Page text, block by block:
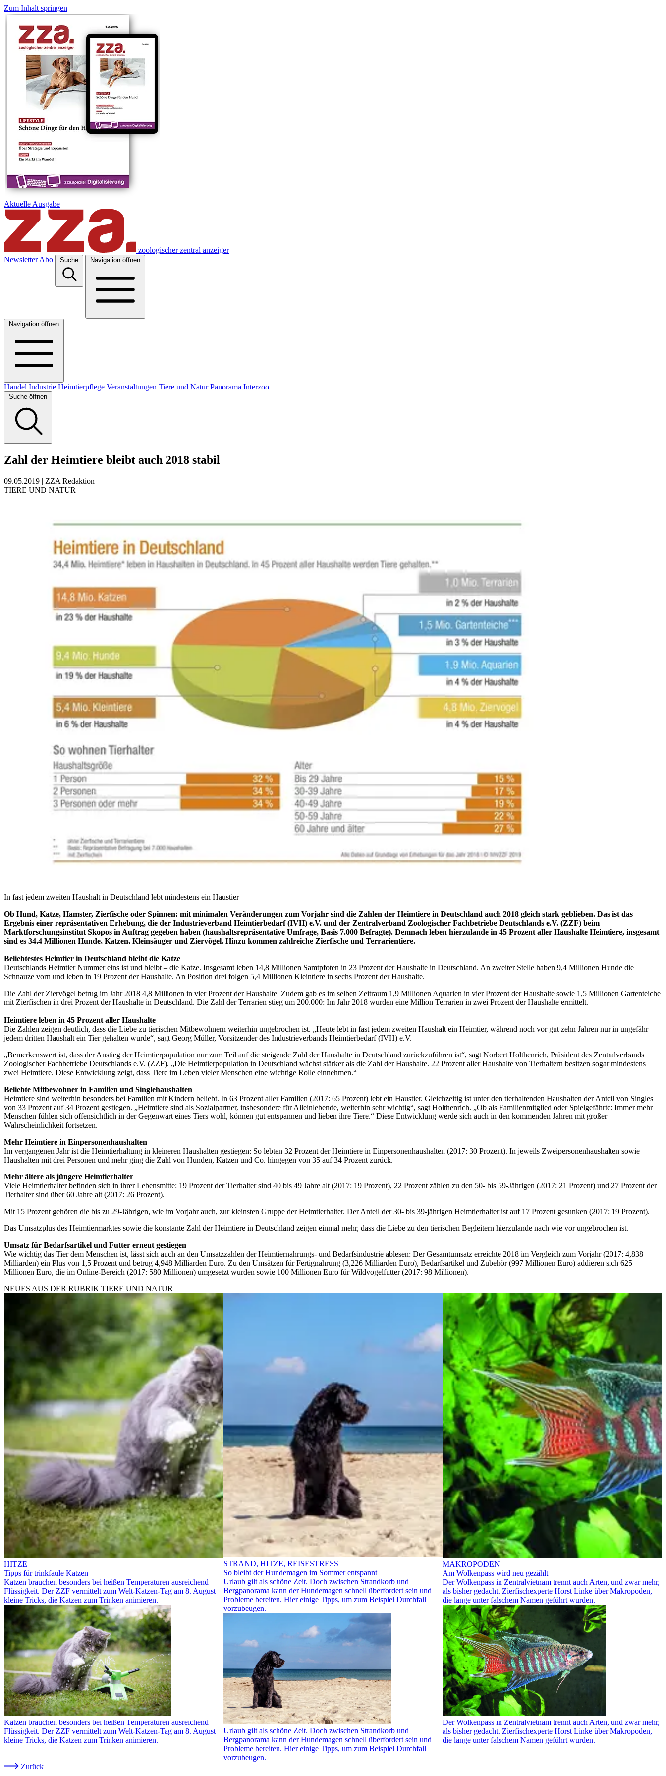
Zum Inhalt springen
Aktuelle Ausgabe
zoologischer zentral anzeiger
Newsletter Abo Suche Navigation öffnen
Navigation öffnen
Handel Industrie Heimtierpflege Veranstaltungen Tiere und NaturPanorama Interzoo
Suche öffnen
Zahl der Heimtiere bleibt auch 2018 stabil
09.05.2019 | ZZA Redaktion
TIERE UND NATUR
In fast jedem zweiten Haushalt in Deutschland lebt mindestens ein Haustier
Ob Hund, Katze, Hamster, Zierfische oder Spinnen: mit minimalen Veränderungen zum Vorjahr sind die Zahlen der Heimtiere in Deutschland auch 2018 gleich stark geblieben. Das ist das
Ergebnis einer repräsentativen Erhebung, die der Industrieverband Heimtierbedarf (IVH) e.V. und der Zentralverband Zoologischer Fachbetriebe Deutschlands e.V. (ZZF) beim
Marktforschungsinstitut Skopos in Auftrag gegeben haben (haushaltsrepräsentative Umfrage, Basis 7.000 Befragte). Demnach leben hierzulande in 45 Prozent aller Haushalte Heimtiere, insgesamt
sind es 34,4 Millionen Hunde, Katzen, Kleinsäuger und Ziervögel. Hinzu kommen zahlreiche Zierfische und Terrarientiere.
Beliebtestes Heimtier in Deutschland bleibt die Katze
Deutschlands Heimtier Nummer eins ist und bleibt – die Katze. Insgesamt leben 14,8 Millionen Samtpfoten in 23 Prozent der Haushalte in Deutschland. An zweiter Stelle haben 9,4 Millionen Hunde die
Schnauze vorn und leben in 19 Prozent der Haushalte. An Position drei folgen 5,4 Millionen Kleintiere in sechs Prozent der Haushalte.
Die Zahl der Ziervögel betrug im Jahr 2018 4,8 Millionen in vier Prozent der Haushalte. Zudem gab es im selben Zeitraum 1,9 Millionen Aquarien in vier Prozent der Haushalte sowie 1,5 Millionen Gartenteiche
mit Zierfischen in drei Prozent der Haushalte in Deutschland. Die Zahl der Terrarien stieg um 200.000: Im Jahr 2018 wurden eine Million Terrarien in zwei Prozent der Haushalte ermittelt.
Heimtiere leben in 45 Prozent aller Haushalte
Die Zahlen zeigen deutlich, dass die Liebe zu tierischen Mitbewohnern weiterhin ungebrochen ist. „Heute lebt in fast jedem zweiten Haushalt ein Heimtier, während noch vor gut zehn Jahren nur in ungefähr
jedem dritten Haushalt ein Tier gehalten wurde“, sagt Georg Müller, Vorsitzender des Industrieverbands Heimtierbedarf (IVH) e.V.
„Bemerkenswert ist, dass der Anstieg der Heimtierpopulation nur zum Teil auf die steigende Zahl der Haushalte in Deutschland zurückzuführen ist“, sagt Norbert Holthenrich, Präsident des Zentralverbands
Zoologischer Fachbetriebe Deutschlands e.V. (ZZF). „Die Heimtierpopulation in Deutschland wächst stärker als die Zahl der Haushalte. 22 Prozent aller Haushalte von Tierhaltern besitzen sogar mindestens
zwei Heimtiere. Diese Entwicklung zeigt, dass Tiere im Leben vieler Menschen eine wichtige Rolle einnehmen.“
Beliebte Mitbewohner in Familien und Singlehaushalten
Heimtiere sind weiterhin besonders bei Familien mit Kindern beliebt. In 63 Prozent aller Familien (2017: 65 Prozent) lebt ein Haustier. Gleichzeitig ist unter den tierhaltenden Haushalten der Anteil von Singles
von 33 Prozent auf 34 Prozent gestiegen. „Heimtiere sind als Sozialpartner, insbesondere für Alleinlebende, weiterhin sehr wichtig“, sagt Holthenrich. „Ob als Familienmitglied oder Spielgefährte: Immer mehr
Menschen fühlen sich offensichtlich in der Gegenwart eines Tiers wohl, können gut entspannen und lieben ihre Tiere.“ Diese Entwicklung werde sich auch in den kommenden Jahren mit großer
Wahrscheinlichkeit fortsetzen.
Mehr Heimtiere in Einpersonenhaushalten
Im vergangenen Jahr ist die Heimtierhaltung in kleineren Haushalten gestiegen: So lebten 32 Prozent der Heimtiere in Einpersonenhaushalten (2017: 30 Prozent). In jeweils Zweipersonenhaushalten sowie
Haushalten mit drei Personen und mehr ging die Zahl von Hunden, Katzen und Co. hingegen von 35 auf 34 Prozent zurück.
Mehr ältere als jüngere Heimtierhalter
Viele Heimtierhalter befinden sich in ihrer Lebensmitte: 19 Prozent der Tierhalter sind 40 bis 49 Jahre alt (2017: 19 Prozent), 22 Prozent zählen zu den 50- bis 59-Jährigen (2017: 21 Prozent) und 27 Prozent der
Tierhalter sind über 60 Jahre alt (2017: 26 Prozent).
Mit 15 Prozent gehören die bis zu 29-Jährigen, wie im Vorjahr auch, zur kleinsten Gruppe der Heimtierhalter. Der Anteil der 30- bis 39-jährigen Heimtierhalter ist auf 17 Prozent gesunken (2017: 19 Prozent).
Das Umsatzplus des Heimtiermarktes sowie die konstante Zahl der Heimtiere in Deutschland zeigen einmal mehr, dass die Liebe zu den tierischen Begleitern hierzulande nach wie vor ungebrochen ist.
Umsatz für Bedarfsartikel und Futter erneut gestiegen
Wie wichtig das Tier dem Menschen ist, lässt sich auch an den Umsatzzahlen der Heimtiernahrungs- und Bedarfsindustrie ablesen: Der Gesamtumsatz erreichte 2018 im Vergleich zum Vorjahr (2017: 4,838
Milliarden) ein Plus von 1,5 Prozent und betrug 4,948 Milliarden Euro. Zu den Umsätzen für Fertignahrung (3,226 Milliarden Euro), Bedarfsartikel und Zubehör (997 Millionen Euro) addieren sich 625
Millionen Euro, die im Online-Bereich (2017: 580 Millionen) umgesetzt wurden sowie 100 Millionen Euro für Wildvogelfutter (2017: 98 Millionen).
NEUES AUS DER RUBRIK TIERE UND NATUR
HITZE
Tipps für trinkfaule Katzen
Katzen brauchen besonders bei heißen Temperaturen ausreichend
Flüssigkeit. Der ZZF vermittelt zum Welt-Katzen-Tag am 8. August
kleine Tricks, die Katzen zum Trinken animieren.
Katzen brauchen besonders bei heißen Temperaturen ausreichend
Flüssigkeit. Der ZZF vermittelt zum Welt-Katzen-Tag am 8. August
kleine Tricks, die Katzen zum Trinken animieren.
STRAND, HITZE, REISESTRESS
So bleibt der Hundemagen im Sommer entspannt
Urlaub gilt als schöne Zeit. Doch zwischen Strandkorb und
Bergpanorama kann der Hundemagen schnell überfordert sein und
Probleme bereiten. Hier einige Tipps, um zum Beispiel Durchfall
vorzubeugen.
Urlaub gilt als schöne Zeit. Doch zwischen Strandkorb und
Bergpanorama kann der Hundemagen schnell überfordert sein und
Probleme bereiten. Hier einige Tipps, um zum Beispiel Durchfall
vorzubeugen.
MAKROPODEN
Am Wolkenpass wird neu gezählt
Der Wolkenpass in Zentralvietnam trennt auch Arten, und zwar mehr,
als bisher gedacht. Zierfischexperte Horst Linke über Makropoden,
die lange unter falschem Namen geführt wurden.
Der Wolkenpass in Zentralvietnam trennt auch Arten, und zwar mehr,
als bisher gedacht. Zierfischexperte Horst Linke über Makropoden,
die lange unter falschem Namen geführt wurden.
Zurück